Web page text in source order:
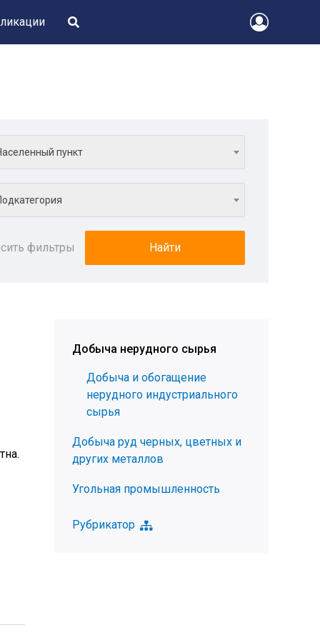
пункт
фильтры
Добыча нерудного сырья
Добыча и обогащение
нерудного индустриального
сырья
Добыча руд черных, цветных и
других металлов
Угольная промышленность
Рубрикатор